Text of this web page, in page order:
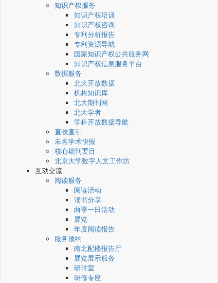
知识产权服务
知识产权培训
知识产权咨询
专利分析报告
专利资源导航
国家知识产权公共服务网
知识产权信息服务平台
数据服务
北大开放数据
机构知识库
北大期刊网
北大学者
学科开放数据导航
查收查引
未名学术快报
核心期刊要目
北京大学数字人文工作坊
互动交流
阅读服务
阅读活动
读书分享
两季一日活动
展览
年度阅读报告
服务预约
南北配楼报告厅
展览展示服务
研讨室
研修专座